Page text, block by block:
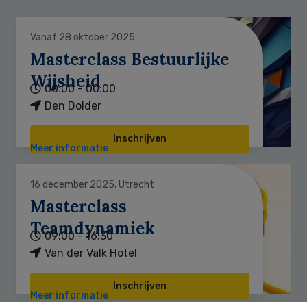
Vanaf 28 oktober 2025
Masterclass Bestuurlijke
Wijsheid
00:00 - 00:00
Den Dolder
Inschrijven
Meer informatie
16 december 2025, Utrecht
Masterclass
Teamdynamiek
09:00 - 16:30
Van der Valk Hotel
Inschrijven
Meer informatie